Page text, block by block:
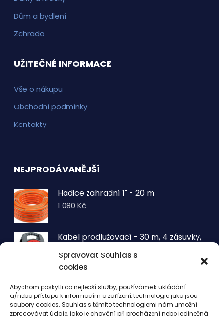
Spravovat Souhlas s
cookies
Abychom poskytli co nejlepší služby, používáme k ukládání
a/nebo přístupu k informacím o zařízení, technologie jako jsou
soubory cookies. Souhlas s těmito technologiemi nám umožní
zpracovávat údaje, jako je chování při procházení nebo jedinečná
Dům a bydlení
Zahrada
UŽITEČNÉ INFORMACE
Vše o nákupu
Obchodní podmínky
Kontakty
NEJPRODÁVANĚJŠÍ
Hadice zahradní 1" - 20 m
1 080Kč
Kabel prodlužovací - 30 m, 4 zásuvky,
1 260Kč
drátů 50 LED - teplá bílá
343Kč